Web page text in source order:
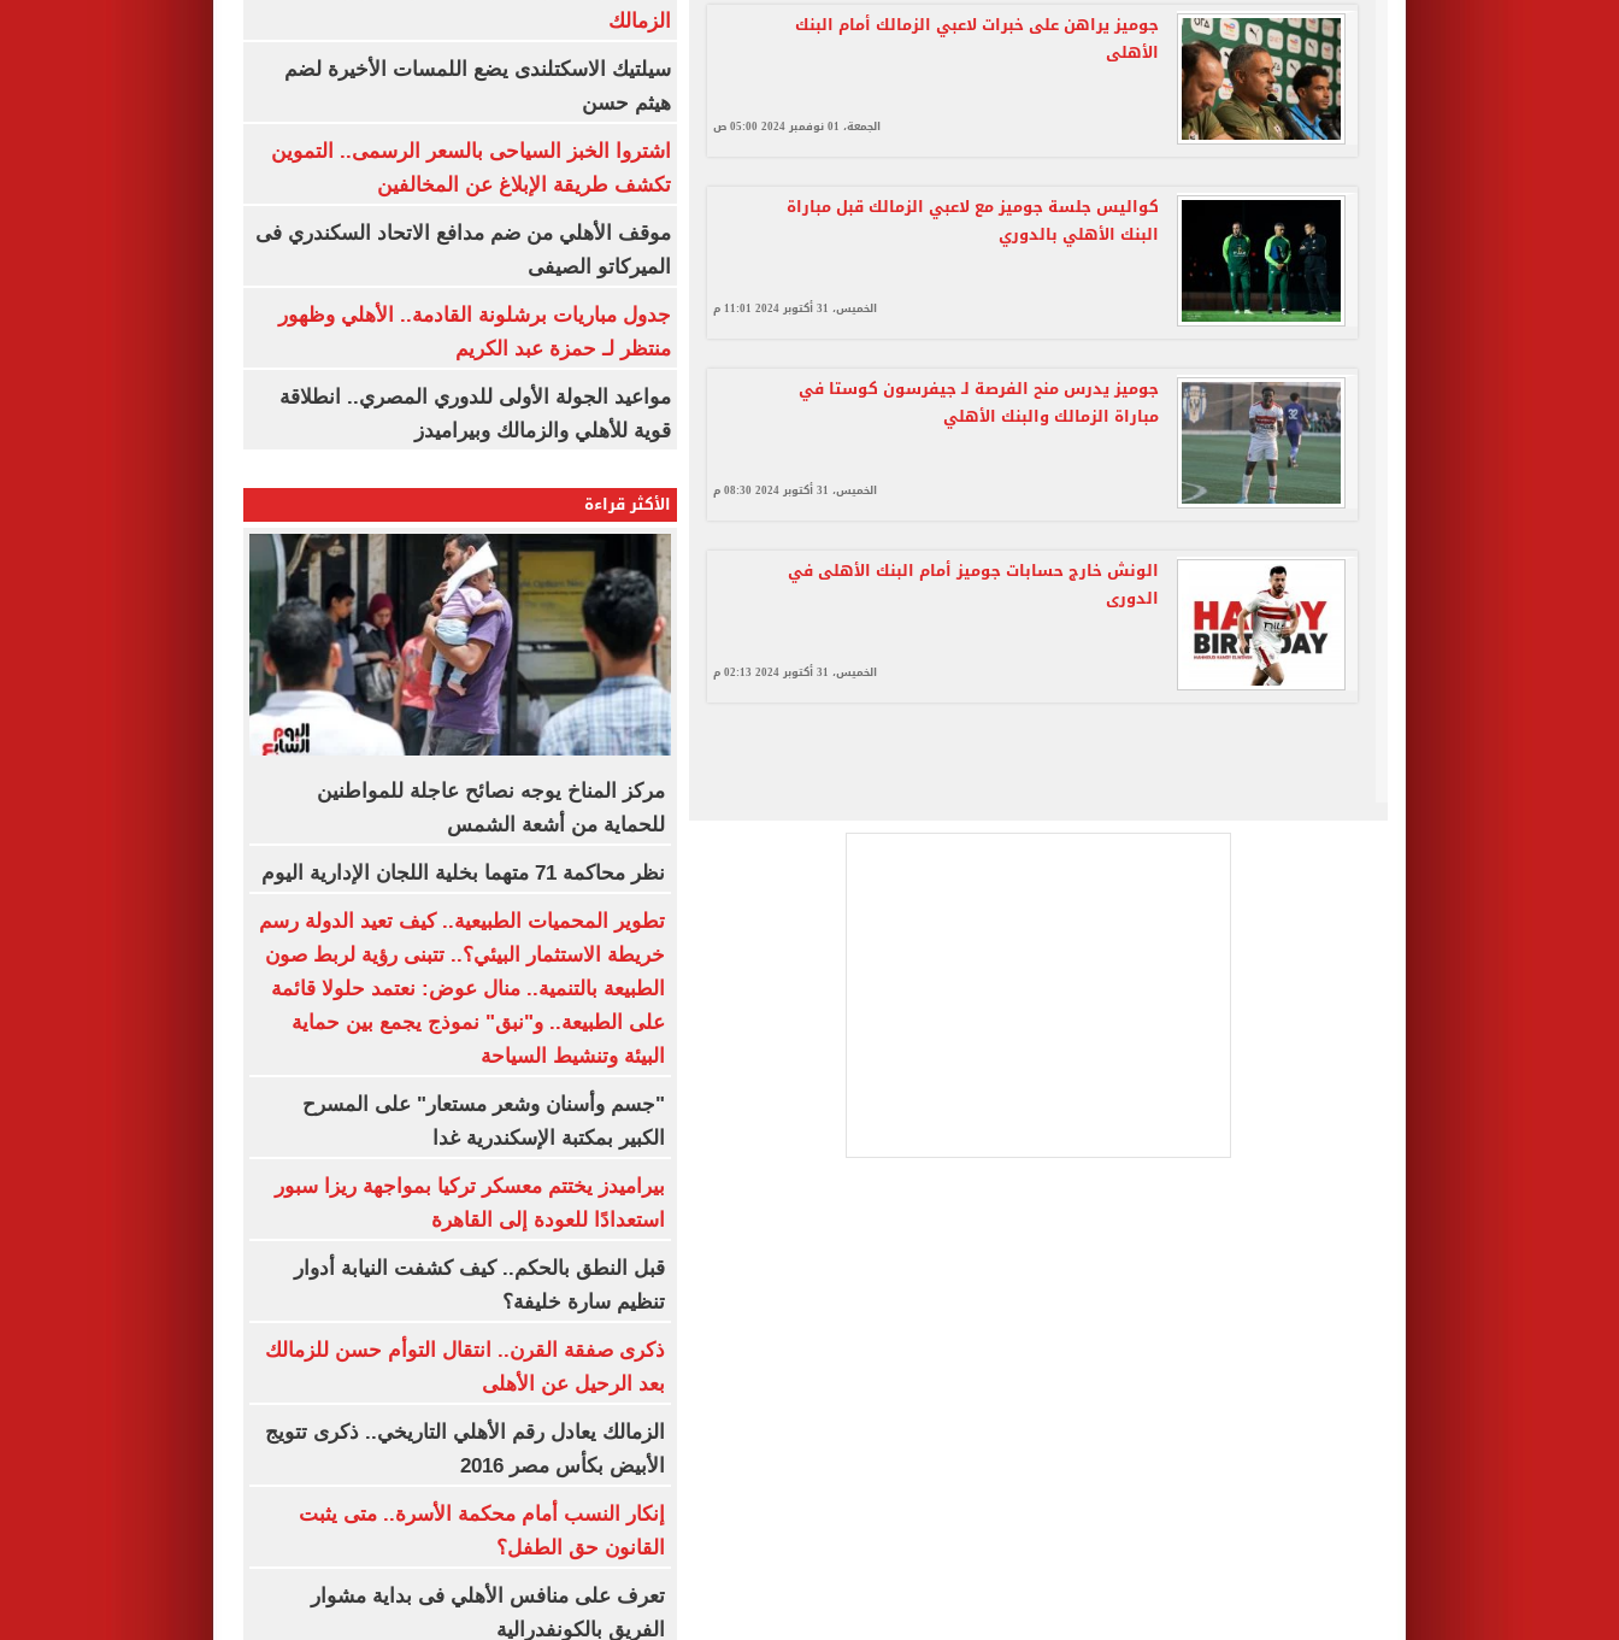
جوميز يراهن على خبرات لاعبي الزمالك أمام البنك
الأهلى
الجمعة، 01 نوفمبر 2024 05:00 ص
كواليس جلسة جوميز مع لاعبي الزمالك قبل مباراة
البنك الأهلي بالدوري
الخميس، 31 أكتوبر 2024 11:01 م
جوميز يدرس منح الفرصة لـ جيفرسون كوستا في
مباراة الزمالك والبنك الأهلي
الخميس، 31 أكتوبر 2024 08:30 م
الونش خارج حسابات جوميز أمام البنك الأهلى في
الدورى
الخميس، 31 أكتوبر 2024 02:13 م
الزمالك
سيلتيك الاسكتلندى يضع اللمسات الأخيرة لضم
هيثم حسن
اشتروا الخبز السياحى بالسعر الرسمى.. التموين
تكشف طريقة الإبلاغ عن المخالفين
موقف الأهلي من ضم مدافع الاتحاد السكندري فى
الميركاتو الصيفى
جدول مباريات برشلونة القادمة.. الأهلي وظهور
منتظر لـ حمزة عبد الكريم
مواعيد الجولة الأولى للدوري المصري.. انطلاقة
قوية للأهلي والزمالك وبيراميدز
الأكثر قراءة
مركز المناخ يوجه نصائح عاجلة للمواطنين
للحماية من أشعة الشمس
نظر محاكمة 71 متهما بخلية اللجان الإدارية اليوم
تطوير المحميات الطبيعية.. كيف تعيد الدولة رسم
خريطة الاستثمار البيئي؟.. تتبنى رؤية لربط صون
الطبيعة بالتنمية.. منال عوض: نعتمد حلولا قائمة
على الطبيعة.. و"نبق" نموذج يجمع بين حماية
البيئة وتنشيط السياحة
"جسم وأسنان وشعر مستعار" على المسرح
الكبير بمكتبة الإسكندرية غدا
بيراميدز يختتم معسكر تركيا بمواجهة ريزا سبور
استعدادًا للعودة إلى القاهرة
قبل النطق بالحكم.. كيف كشفت النيابة أدوار
تنظيم سارة خليفة؟
ذكرى صفقة القرن.. انتقال التوأم حسن للزمالك
بعد الرحيل عن الأهلى
الزمالك يعادل رقم الأهلي التاريخي.. ذكرى تتويج
الأبيض بكأس مصر 2016
إنكار النسب أمام محكمة الأسرة.. متى يثبت
القانون حق الطفل؟
تعرف على منافس الأهلي فى بداية مشوار
الفريق بالكونفدرالية